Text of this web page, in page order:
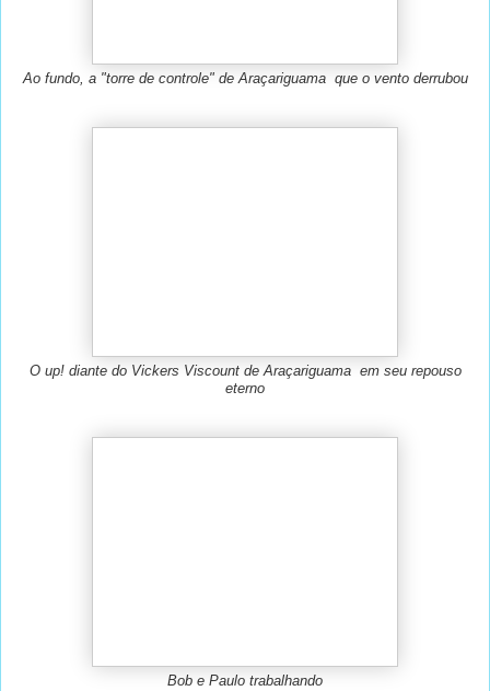
Ao fundo, a "torre de controle" de Araçariguama que o vento derrubou
O up! diante do Vickers Viscount de Araçariguama em seu repouso
eterno
Bob e Paulo trabalhando